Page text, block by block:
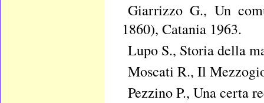
Giarrizzo G., Un
1860), Catania 1963.
Lupo S., Storia della
Moscati R., Il
Pezzino P., Una certa